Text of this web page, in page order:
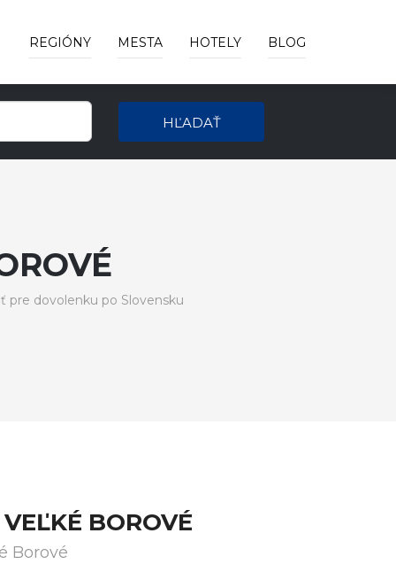
REGIÓNY MESTA HOTELY BLOG
HĽADAŤ
dovolenku po Slovensku
BOROVÉ
Borové